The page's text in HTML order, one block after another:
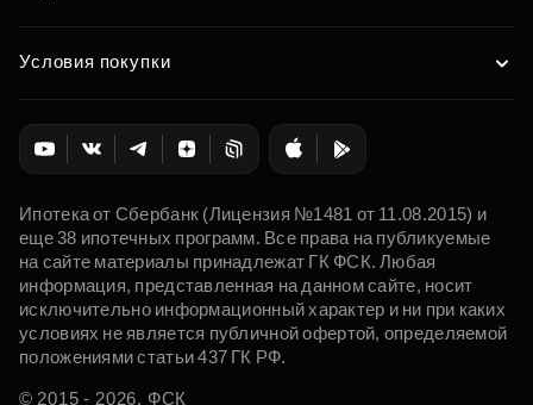
Условия покупки
Ипотека от Сбербанк (Лицензия №1481 от 11.08.2015) и
еще 38 ипотечных программ. Все права на публикуемые
на сайте материалы принадлежат ГК ФСК. Любая
информация, представленная на данном сайте, носит
исключительно информационный характер и ни при каких
условиях не является публичной офертой, определяемой
положениями статьи 437 ГК РФ.
© 2015 - 2026. ФСК